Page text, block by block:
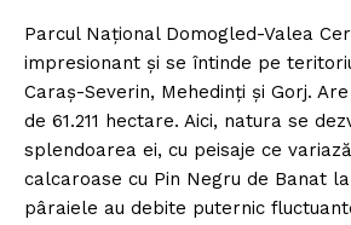
Parcul Național Domogled-Valea
impresionant și se întinde pe
Caraș-Severin, Mehedinți și Gorj.
de 61.211 hectare. Aici, natura se
splendoarea ei, cu peisaje ce
calcaroase cu Pin Negru de Banat
pâraiele au debite puternic